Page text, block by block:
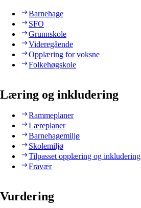
Barnehage
SFO
Grunnskole
Videregående
Opplæring for voksne
Folkehøgskole
Læring og inkludering
Rammeplaner
Læreplaner
Barnehagemiljø
Skolemiljø
Tilpasset opplæring og inkludering
Fravær
Vurdering